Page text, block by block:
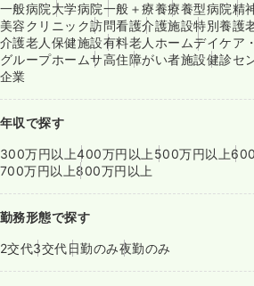
一般病院大学病院一般＋療養療養型病院精
美容クリニック訪問看護介護施設特別養護
介護老人保健施設有料老人ホームデイケア
グループホームサ高住障がい者施設健診セ
企業
年収で探す
300万円以上400万円以上 500万円以上
700万円以上800万円以上
勤務形態で探す
2交代3交代日勤のみ夜勤のみ